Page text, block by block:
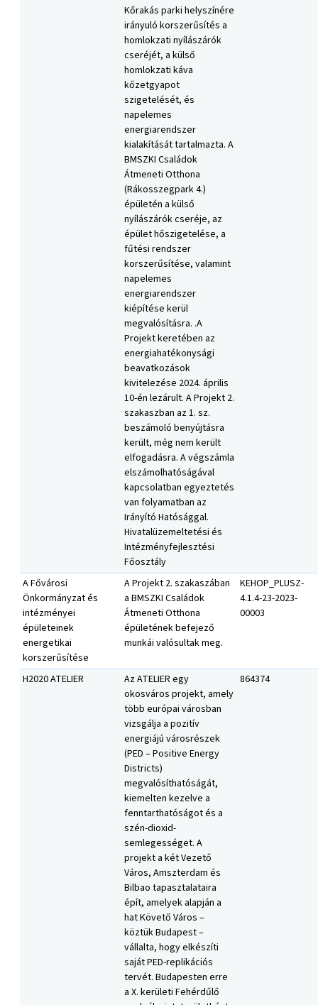
Kőrakás parki helyszínére
irányuló korszerűsítés a
homlokzati nyílászárók
cseréjét, a külső
homlokzati káva
kőzetgyapot
szigetelését, és
napelemes
energiarendszer
kialakítását tartalmazta. A
BMSZKI Családok
Átmeneti Otthona
(Rákosszegpark 4.)
épületén a külső
nyílászárók cseréje, az
épület hőszigetelése, a
fűtési rendszer
korszerűsítése, valamint
napelemes
energiarendszer
kiépítése kerül
megvalósításra. .A
Projekt keretében az
energiahatékonysági
beavatkozások
kivitelezése 2024. április
10-én lezárult. A Projekt 2.
szakaszban az 1. sz.
beszámoló benyújtásra
került, még nem került
elfogadásra. A végszámla
elszámolhatóságával
kapcsolatban egyeztetés
van folyamatban az
Irányító Hatósággal.
Hivatalüzemeltetési és
Intézményfejlesztési
Főosztály
A Fővárosi
Önkormányzat és
intézményei
épületeinek
energetikai
korszerűsítése
A Projekt 2. szakaszában
a BMSZKI Családok
Átmeneti Otthona
épületének befejező
munkái valósultak meg.
KEHOP_PLUSZ-
4.1.4-23-2023-
00003
H2020 ATELIER
Az ATELIER egy
okosváros projekt, amely
több európai városban
vizsgálja a pozitív
energiájú városrészek
(PED – Positive Energy
Districts)
megvalósíthatóságát,
kiemelten kezelve a
fenntarthatóságot és a
szén-dioxid-
semlegességet. A
projekt a két Vezető
Város, Amszterdam és
Bilbao tapasztalataira
épít, amelyek alapján a
hat Követő Város –
köztük Budapest –
vállalta, hogy elkészíti
saját PED-replikációs
tervét. Budapesten erre
a X. kerületi Fehérdűlő
864374